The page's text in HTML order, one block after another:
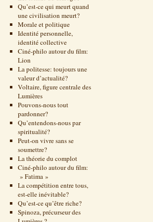
Qu’est-ce qui meurt quand
une civilisation meurt?
Morale et politique
Identité personnelle,
identité collective
Ciné-philo autour du film:
Lion
La politesse: toujours une
valeur d’actualité?
Voltaire, figure centrale des
Lumières
Pouvons-nous tout
pardonner?
Qu’entendons-nous par
spiritualité?
Peut-on vivre sans se
soumettre?
La théorie du complot
Ciné-philo autour du film:
» Fatima »
La compétition entre tous,
est-elle inévitable?
Qu’est-ce qu’être riche?
Spinoza, précurseur des